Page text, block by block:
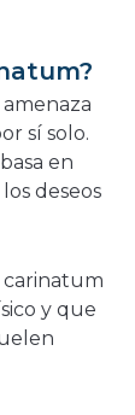
sí solo.
en
deseos
carinatum
y que